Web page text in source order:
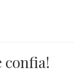
confia!